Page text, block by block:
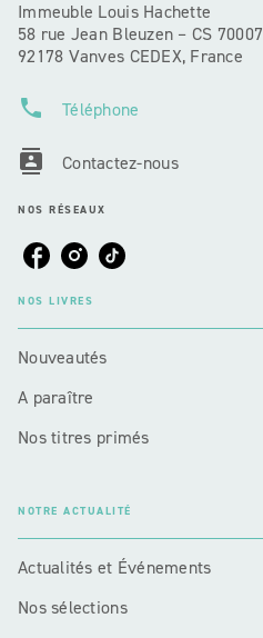
Immeuble Louis Hachette
58 rue Jean Bleuzen – CS 70007
92178 Vanves CEDEX, France
phone Téléphone
contacts Contactez-nous
NOS RÉSEAUX
NOS LIVRES
Nouveautés
A paraître
Nos titres primés
NOTRE ACTUALITÉ
Actualités et Événements
Nos sélections